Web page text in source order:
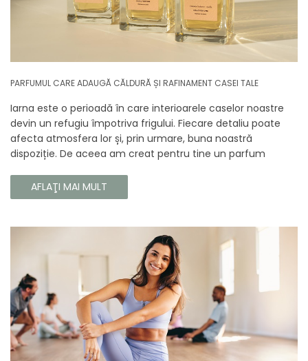
PARFUMUL CARE ADAUGĂ CĂLDURĂ ȘI RAFINAMENT CASEI TALE
Iarna este o perioadă în care interioarele caselor noastre
devin un refugiu împotriva frigului. Fiecare detaliu poate
afecta atmosfera lor și, prin urmare, buna noastră
dispoziție. De aceea am creat pentru tine un parfum
fiecare colț al casei tale cu căldura și magia aromelor de
iarnă. Noua noastră compoziție combină notele picante și
interiorul casei tale. Te va face să vrei ca momentele
trecătoare ale iernii să dureze mai mult timp.
AFLAŢI MAI MULT